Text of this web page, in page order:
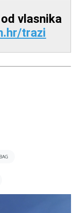
vlasnika
trazi